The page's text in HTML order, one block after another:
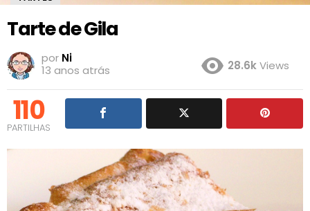
Tarte de Gila
por Ni
13 anos atrás
28.6kViews
110
PARTILHAS